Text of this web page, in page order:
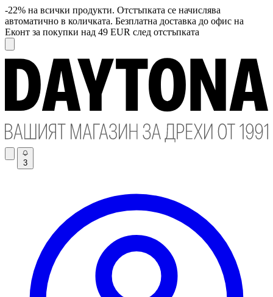
-22% на всички продукти. Отстъпката се начислява
автоматично в количката. Безплатна доставка до офис на
Еконт за покупки над 49 EUR след отстъпката
3